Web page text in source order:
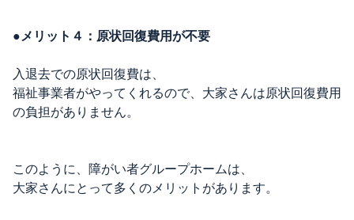
●メリット４：原状回復費用が不要
入退去での原状回復費は、
福祉事業者がやってくれるので、大家さんは原状回復費用
の負担がありません。
このように、障がい者グループホームは、
大家さんにとって多くのメリットがあります。